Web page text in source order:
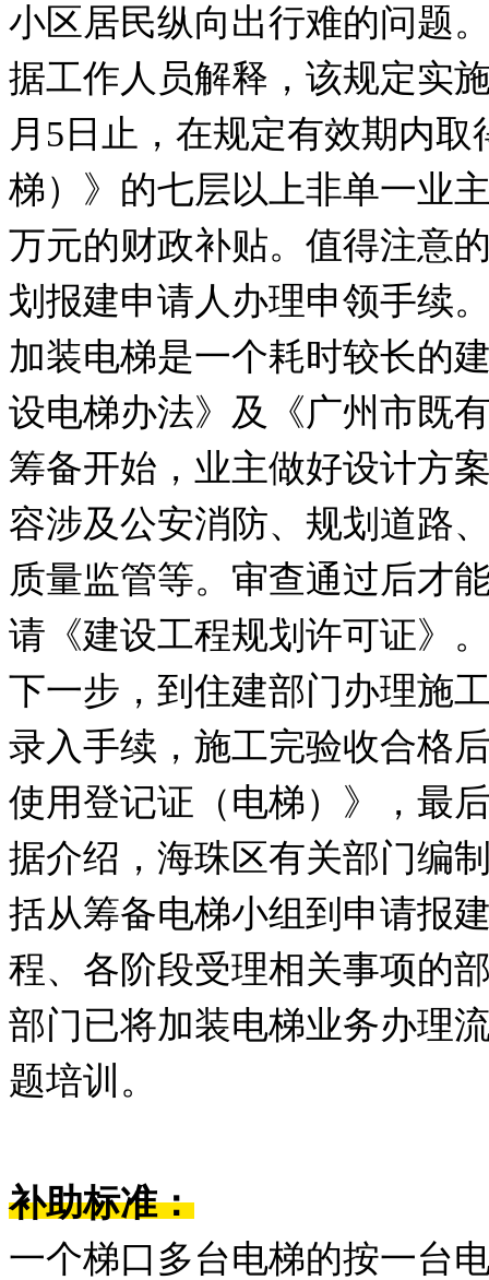
小区居民纵向出行难的问题
据工作人员解释，该规定实
月5日止，在规定有效期内
梯）》的七层以上非单一业
万元的财政补贴。值得注意
划报建申请人办理申领手续
加装电梯是一个耗时较长的
设电梯办法》及《广州市既
筹备开始，业主做好设计方
容涉及公安消防、规划道路
质量监管等。审查通过后才
请《建设工程规划许可证》
下一步，到住建部门办理施
录入手续，施工完验收合格
使用登记证（电梯）》，最
据介绍，海珠区有关部门编
括从筹备电梯小组到申请报
程、各阶段受理相关事项的
部门已将加装电梯业务办理
题培训。
补助标准：
一个梯口多台电梯的按一台